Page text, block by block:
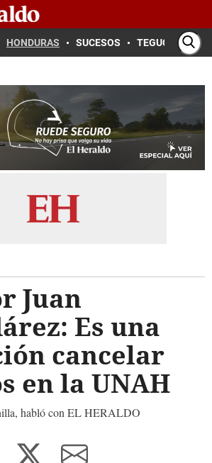
HONDURAS SUCESOS TEGUCIGALPA
Juan
Es una
cancelar
en la UNAH
habló con EL HERALDO